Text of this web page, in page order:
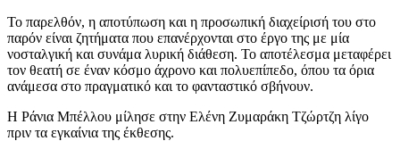
Το παρελθόν, η αποτύπωση και η προσωπική διαχείρισή του στο
παρόν είναι ζητήματα που επανέρχονται στο έργο της με μία
νοσταλγική και συνάμα λυρική διάθεση. Το αποτέλεσμα μεταφέρει
τον θεατή σε έναν κόσμο άχρονο και πολυεπίπεδο, όπου τα όρια
ανάμεσα στο πραγματικό και το φανταστικό σβήνουν.
Η Ράνια Μπέλλου μίλησε στην Ελένη Ζυμαράκη Τζώρτζη λίγο
πριν τα εγκαίνια της έκθεσης.